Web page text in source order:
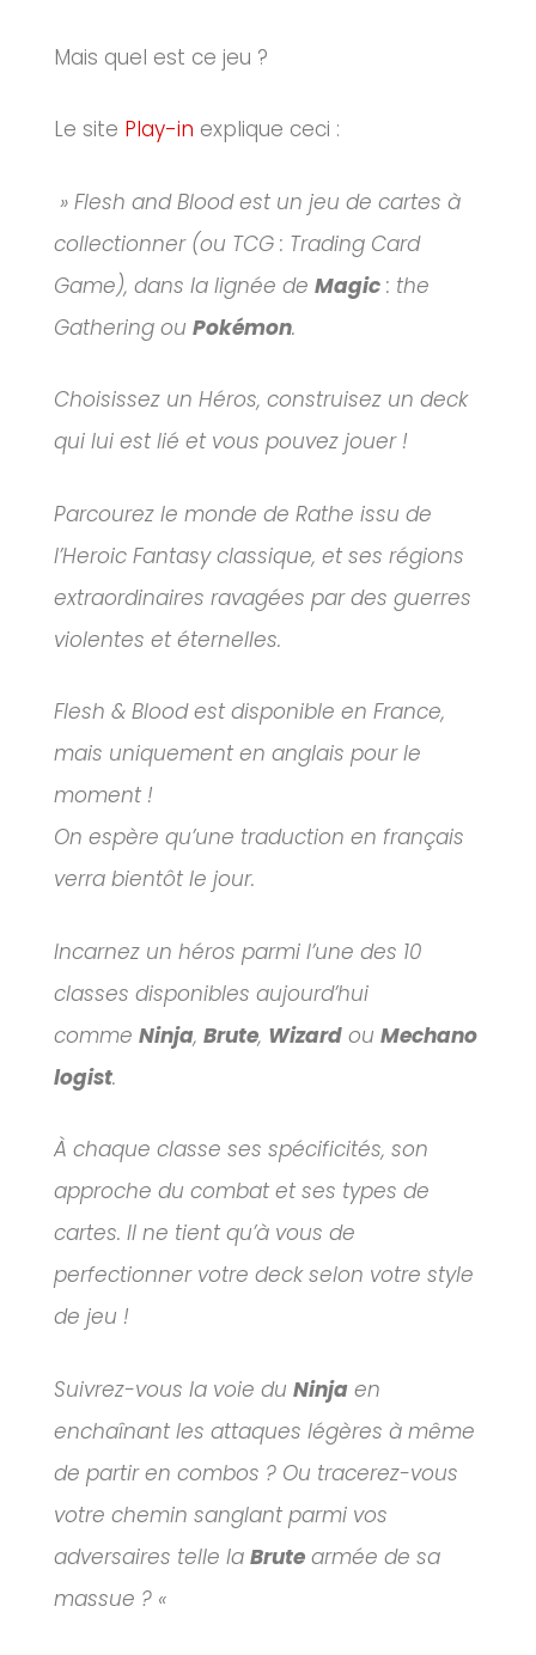
Mais quel est ce jeu ?
Le site Play-in explique ceci :
» Flesh and Blood est un jeu de cartes à
collectionner (ou TCG : Trading Card
Game), dans la lignée de Magic : the
Gathering ou Pokémon.
Choisissez un Héros, construisez un deck
qui lui est lié et vous pouvez jouer !
Parcourez le monde de Rathe issu de
l’Heroic Fantasy classique, et ses régions
extraordinaires ravagées par des guerres
violentes et éternelles.
Flesh & Blood est disponible en France,
mais uniquement en anglais pour le
moment !
On espère qu’une traduction en français
verra bientôt le jour.
Incarnez un héros parmi l’une des 10
classes disponibles aujourd’hui
comme Ninja, Brute, Wizard ou Mechano
logist.
À chaque classe ses spécificités, son
approche du combat et ses types de
cartes. Il ne tient qu’à vous de
perfectionner votre deck selon votre style
de jeu !
Suivrez-vous la voie du Ninja en
enchaînant les attaques légères à même
de partir en combos ? Ou tracerez-vous
votre chemin sanglant parmi vos
adversaires telle la Brute armée de sa
massue ? «